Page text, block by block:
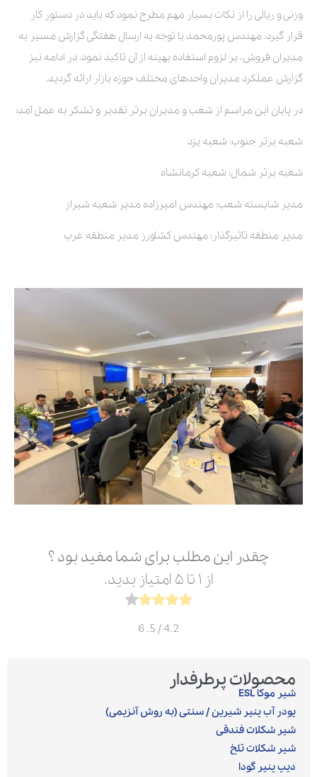
وزنی و ریالی را از نکات بسیار مهم مطرح نمود که باید در دستور کار
قرار گیرد. مهندس پورمحمد با توجه به ارسال هفتگی گزارش مسیر به
مدیران فروش، بر لزوم استفاده بهینه از آن تاکید نمود. در ادامه نیز
گزارش عملکرد مدیران واحدهای مختلف حوزه بازار ارائه گردید.
در پایان این مراسم از شعب و مدیران برتر تقدیر و تشکر به عمل آمد:
شعبه برتر جنوب: شعبه یزد
شعبه برتر شمال: شعبه کرمانشاه
مدیر شایسته شعب: مهندس امیرزاده مدیر شعبه شیراز
مدیر منطقه تاثیرگذار: مهندس کشاورز مدیر منطقه غرب
چقدر این مطلب برای شما مفید بود ؟
از ۱ تا ۵ امتیاز بدید.
4.2
/ 5.
6
محصولات پرطرفدار
شیر موکا ESL
پودر آب پنیر شیرین / سنتی (به روش آنزیمی)‎
شیر شکلات فندقی
شیر شکلات تلخ
دیپ پنیر گودا